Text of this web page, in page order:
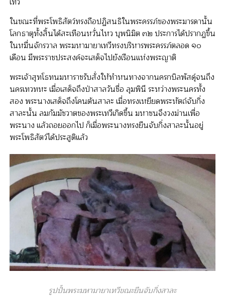
ในขณะที่พระโพธิสัตว์ทรงถือปฏิสนธิในพระครรภ์ของพระมารดานั้น
โลกธาตุทั้งสิ้นได้สะเทือนหวั่นไหว บุพนิมิต ๓๒ ประการได้ปรากฏขึ้น
ในหมื่นจักรวาล พระมหามายาเทวีทรงบริหารพระครรภ์ตลอด ๑๐
เดือน มีพระราชประสงค์จะเสด็จไปยังเรือนแห่งพระญาติ
พระเจ้าสุทโธทนมหาราชรับสั่งให้ทำหนทางจากนครกบิลพัสดุ์จนถึง
นครเทวทหะ เมื่อเสด็จถึงป่าสาลวันชื่อ ลุมพินี ระหว่างพระนครทั้ง
สอง พระนางเสด็จถึงโคนต้นสาละ เมื่อทรงเหยียดพระหัตถ์จับกิ่ง
สาละนั้น ลมกัมมัชวาตของพระเทวีเกิดขึ้น มหาชนจึงวงม่านเพื่อ
พระนาง แล้วถอยออกไป ก็เมื่อพระนางทรงยืนจับกิ่งสาละนั้นอยู่
พระโพธิสัตว์ได้ประสูติแล้ว
รูปปั้นพระมหามายาเทวีขณะยืนจับกิ่งสาละ